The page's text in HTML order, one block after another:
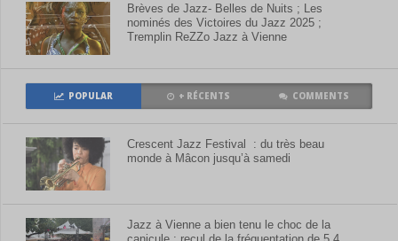
Brèves de Jazz- Belles de Nuits ; Les
nominés des Victoires du Jazz 2025 ;
Tremplin ReZZo Jazz à Vienne
POPULAR + RÉCENTS COMMENTS
Crescent Jazz Festival : du très beau
monde à Mâcon jusqu’à samedi
Jazz à Vienne a bien tenu le choc de la